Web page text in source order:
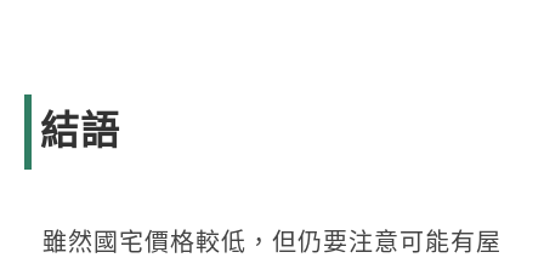
結語
雖然國宅價格較低，但仍要注意可能有屋